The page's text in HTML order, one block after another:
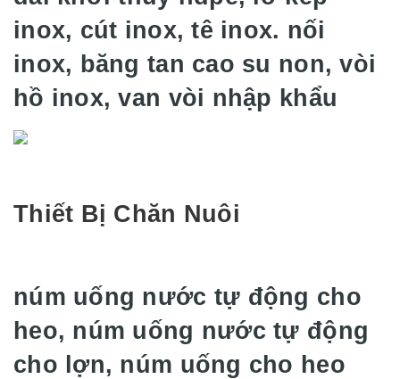
inox, cút inox, tê inox. nối
inox, băng tan cao su non, vòi
hồ inox, van vòi nhập khẩu
Thiết Bị Chăn Nuôi
núm uống nước tự động cho
heo, núm uống nước tự động
cho lợn, núm uống cho heo